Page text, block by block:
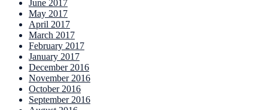
June 2017
May 2017
April 2017
March 2017
February 2017
January 2017
December 2016
November 2016
October 2016
September 2016